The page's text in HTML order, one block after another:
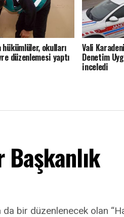
hükümlüler, okulları
düzenlemesi yaptı
Vali
Denetim
inceledi
Başkanlık
bir düzenlenecek olan